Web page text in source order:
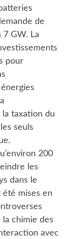
de
GW. La
pour
taxation du
seuls
200
les
dans le
mises en
la chimie des
avec